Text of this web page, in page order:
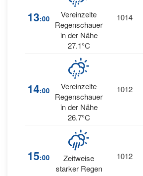
13:00
Vereinzelte
Regenschauer
in der Nähe
27.1°C
1014
14:00
Vereinzelte
Regenschauer
in der Nähe
26.7°C
1012
15:00
Zeitweise
starker Regen
1012